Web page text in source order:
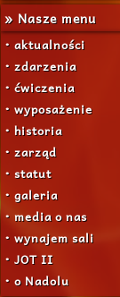
» Nasze menu
• aktualności
• zdarzenia
• ćwiczenia
• wyposażenie
• historia
• zarząd
• statut
• galeria
• media o nas
• wynajem sali
• JOT II
• o Nadolu